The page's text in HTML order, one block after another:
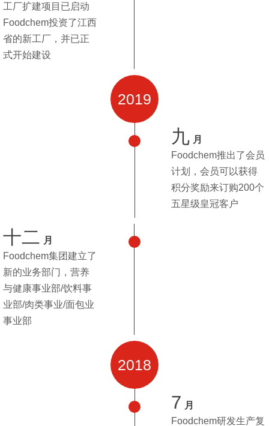
工厂扩建项目已启动
Foodchem投资了江西
省的新工厂，并已正
式开始建设
2019
九 月
Foodchem推出了会员
计划，会员可以获得
积分奖励来订购200个
五星级皇冠客户
十二 月
Foodchem集团建立了
新的业务部门，营养
与健康事业部/饮料事
业部/肉类事业/面包业
事业部
2018
7 月
Foodchem研发生产复